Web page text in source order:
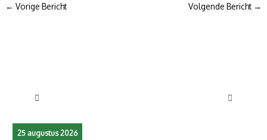
← Vorige Bericht Volgende Bericht →
25 augustus 2026